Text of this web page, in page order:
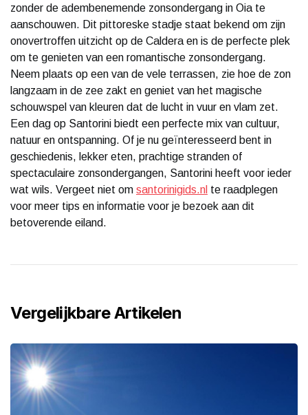
zonder de adembenemende zonsondergang in Oia te
aanschouwen. Dit pittoreske stadje staat bekend om zijn
onovertroffen uitzicht op de Caldera en is de perfecte plek
om te genieten van een romantische zonsondergang.
Neem plaats op een van de vele terrassen, zie hoe de zon
langzaam in de zee zakt en geniet van het magische
schouwspel van kleuren dat de lucht in vuur en vlam zet.
Een dag op Santorini biedt een perfecte mix van cultuur,
natuur en ontspanning. Of je nu geïnteresseerd bent in
geschiedenis, lekker eten, prachtige stranden of
spectaculaire zonsondergangen, Santorini heeft voor ieder
wat wils. Vergeet niet om santorinigids.nl te raadplegen
voor meer tips en informatie voor je bezoek aan dit
betoverende eiland.
Vergelijkbare Artikelen